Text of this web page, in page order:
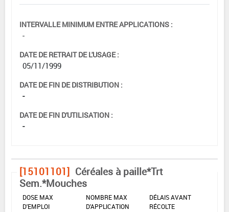
INTERVALLE MINIMUM ENTRE APPLICATIONS :
-
DATE DE RETRAIT DE L'USAGE :
05/11/1999
DATE DE FIN DE DISTRIBUTION :
-
DATE DE FIN D'UTILISATION :
-
[15101101] Céréales à paille*Trt
Sem.*Mouches
DOSE MAX
D'EMPLOI
NOMBRE MAX
D'APPLICATION
DÉLAIS AVANT
RÉCOLTE